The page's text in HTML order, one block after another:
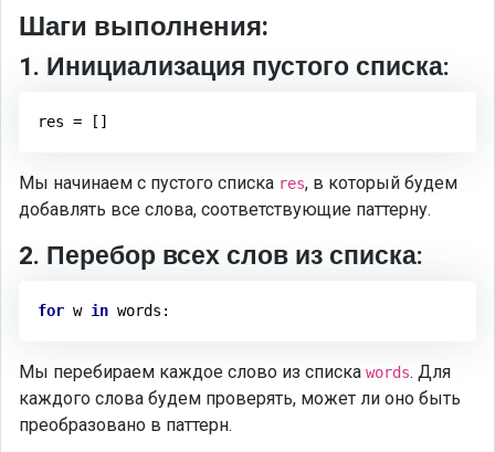
Шаги выполнения:
1. Инициализация пустого списка:
Мы начинаем с пустого списка res, в который будем
добавлять все слова, соответствующие паттерну.
2. Перебор всех слов из списка:
for w in
Мы перебираем каждое слово из списка words. Для
каждого слова будем проверять, может ли оно быть
преобразовано в паттерн.